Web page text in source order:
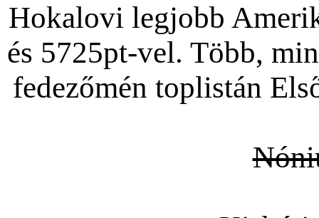
Hokalovi legjobb
és 5725pt-vel. Több,
fedezőmén toplistán